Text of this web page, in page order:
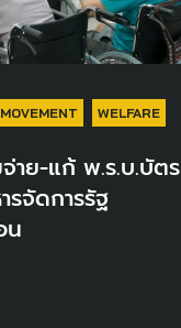
WELFARE
าย-แก้ พ.ร.บ.บัตร
จัดการรัฐ
น